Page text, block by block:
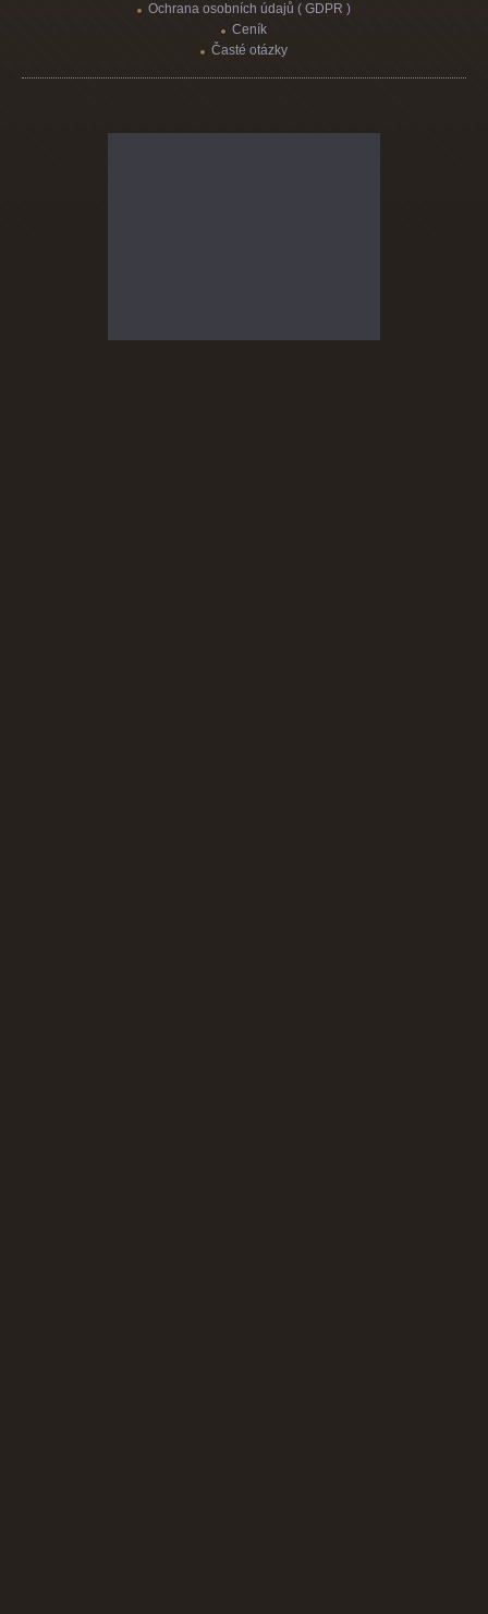
Ochrana osobních údajů ( GDPR )
Ceník
Časté otázky